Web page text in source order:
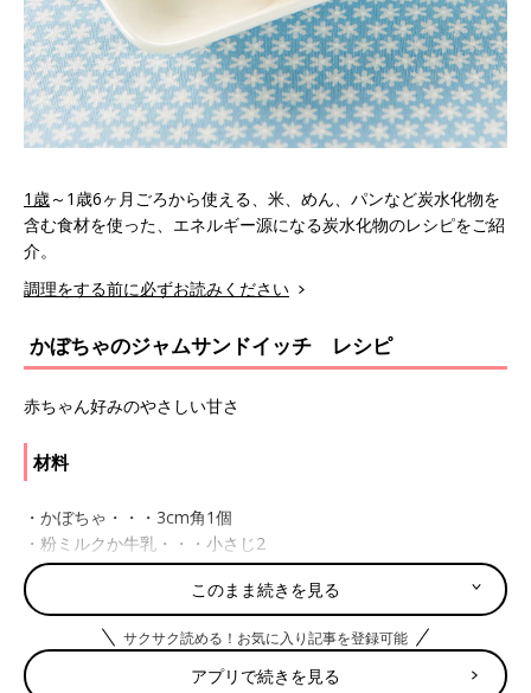
1歳～1歳6ヶ月ごろから使える、米、めん、パンなど炭水化物を
含む食材を使った、エネルギー源になる炭水化物のレシピをご紹
介。
調理をする前に必ずお読みください
かぼちゃのジャムサンドイッチ レシピ
赤ちゃん好みのやさしい甘さ
材料
・かぼちゃ・・・3cm角1個
・粉ミルクか牛乳・・・小さじ2
・食パン（サンドイッチ用）・・・1枚
(1)かぼちゃ3cm角1個は水からゆでてつぶし、湯で溶いた粉ミル
このまま続きを見る
サクサク読める！お気に入り記事を登録可能
アプリで続きを見る